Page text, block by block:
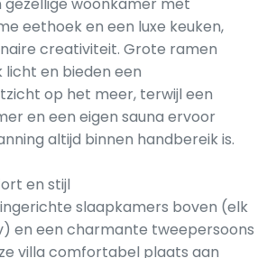
eethoek en een luxe keuken,
creativiteit. Grote ramen
licht en bieden een
op het meer, terwijl een
en een eigen sauna ervoor
altijd binnen handbereik is.
en stijl
slaapkamers boven (elk
en een charmante tweepersoons
villa comfortabel plaats aan